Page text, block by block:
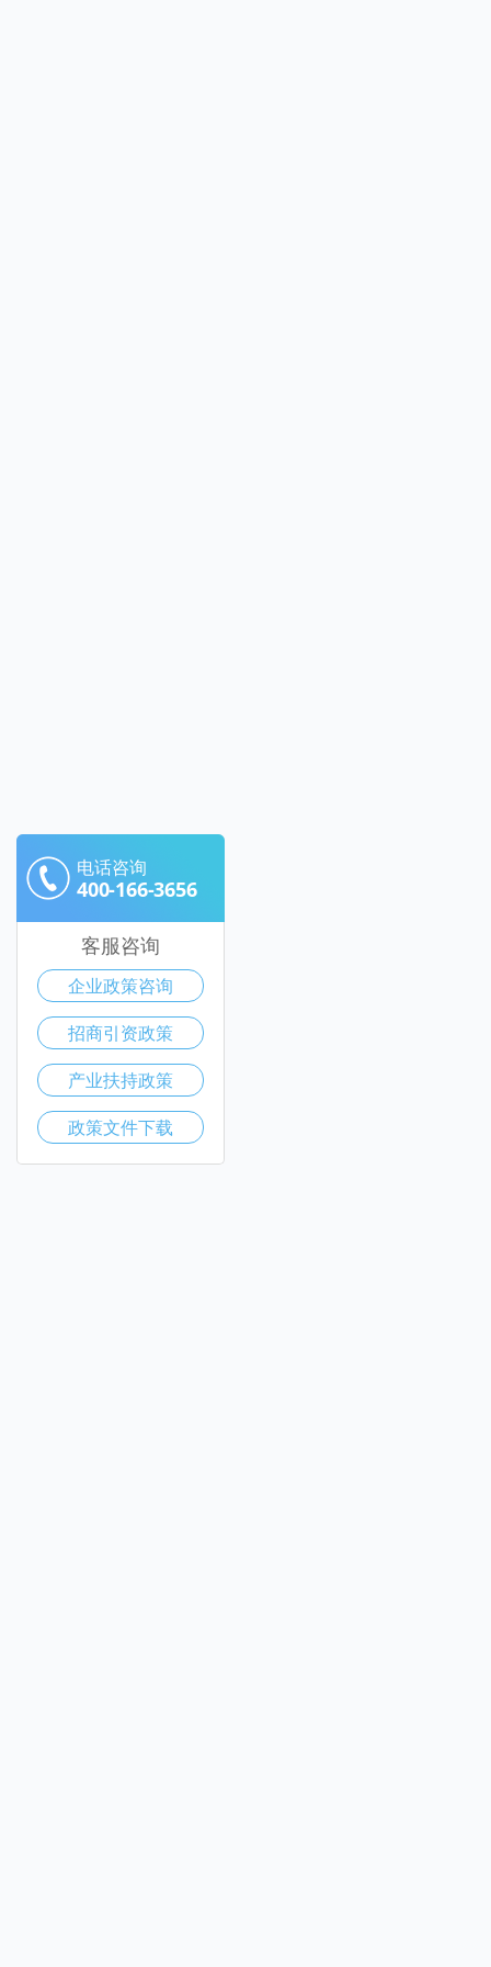
电话咨询
400-166-3656
客服咨询
企业政策咨询
招商引资政策
产业扶持政策
政策文件下载